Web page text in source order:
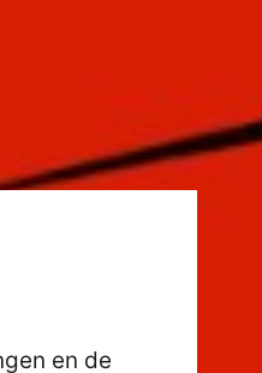
en de